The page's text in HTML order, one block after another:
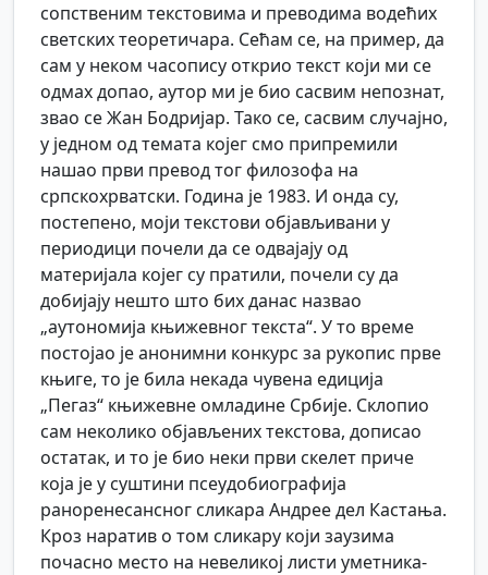
сопственим текстовима и преводима водећих
светских теоретичара. Сећам се, на пример, да
сам у неком часопису открио текст који ми се
одмах допао, аутор ми је био сасвим непознат,
звао се Жан Бодријар. Тако се, сасвим случајно,
у једном од темата којег смо припремили
нашао први превод тог филозофа на
српскохрватски. Година је 1983. И онда су,
постепено, моји текстови објављивани у
периодици почели да се одвајају од
материјала којег су пратили, почели су да
добијају нешто што бих данас назвао
„аутономија књижевног текста“. У то време
постојао је анонимни конкурс за рукопис прве
књиге, то је била некада чувена едиција
„Пегаз“ књижевне омладине Србије. Склопио
сам неколико објављених текстова, дописао
остатак, и то је био неки први скелет приче
која је у суштини псеудобиографија
раноренесансног сликара Андрее дел Кастања.
Кроз наратив о том сликару који заузима
почасно место на невеликој листи уметника-